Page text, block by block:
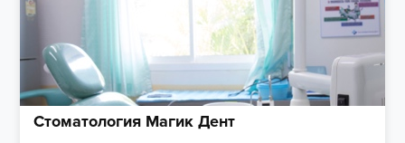
Стоматология Магик Дент